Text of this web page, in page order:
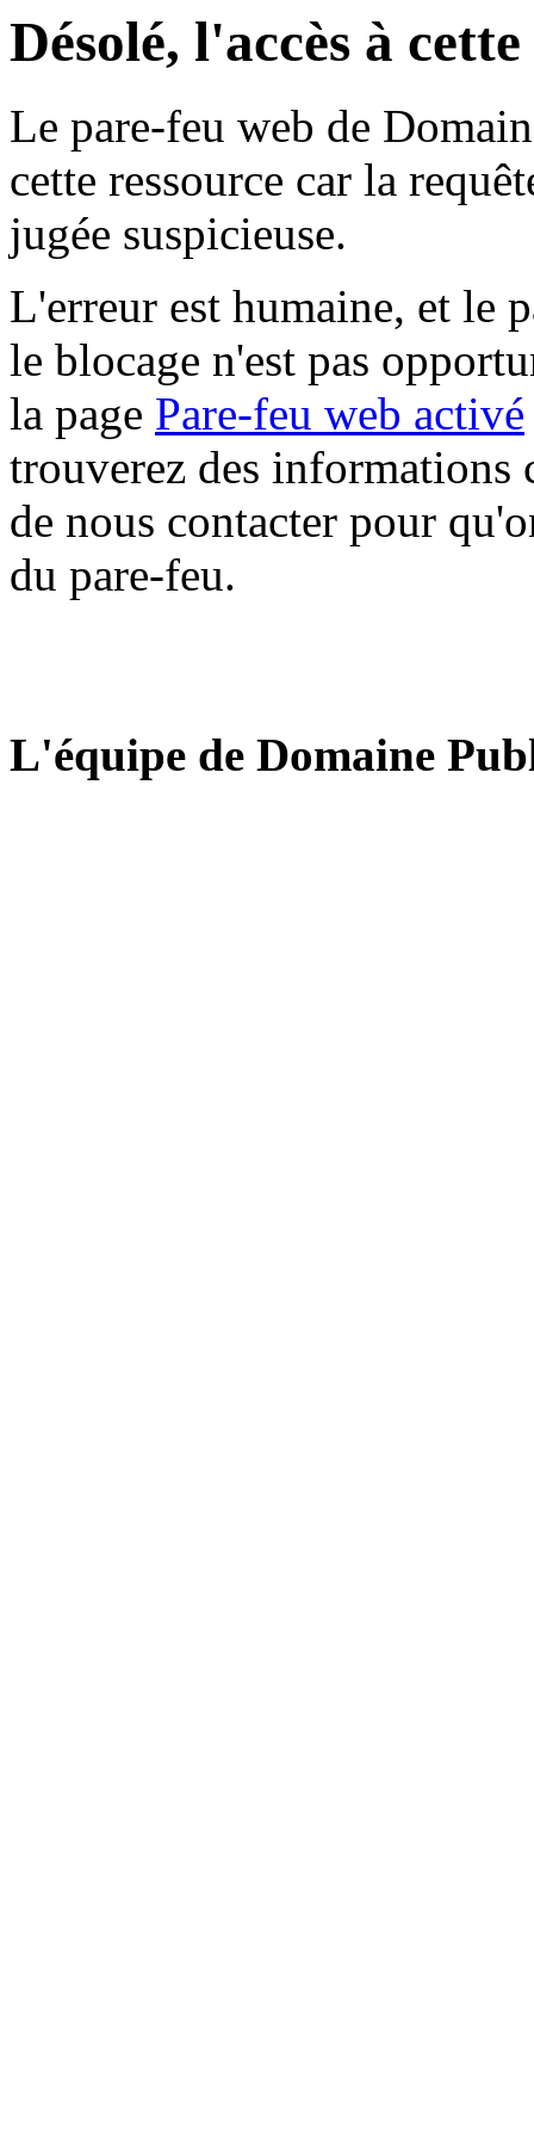
Désolé, l'accès à
Le pare-feu web de
cette ressource car la
jugée suspicieuse.
L'erreur est humaine, et le
le blocage n'est pas
la page Pare-feu web activé
trouverez des informations
de nous contacter pour
du pare-feu.
L'équipe de Domaine